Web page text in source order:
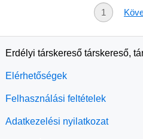
1
Erdélyi társkereső társkereső,
Elérhetőségek
Felhasználási feltételek
Adatkezelési nyilatkozat